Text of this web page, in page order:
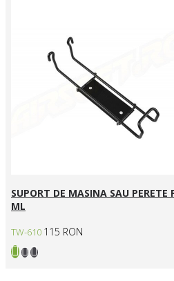
SUPORT DE MASINA SAU PERETE
ML
TW-610 115 RON